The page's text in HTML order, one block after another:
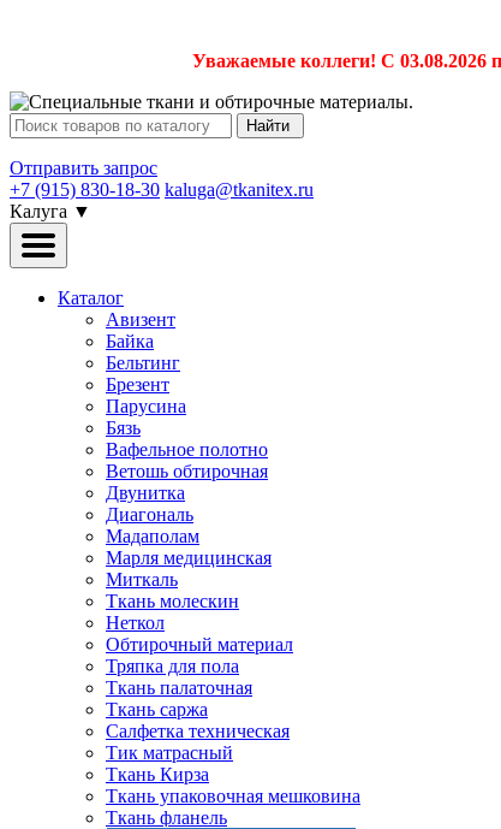
Уважаемые коллеги! С 03.08.2026
Найти
Отправить запрос
+7 (915) 830-18-30 kaluga@tkanitex.ru
Калуга ▼
Каталог
Авизент
Байка
Бельтинг
Брезент
Парусина
Бязь
Вафельное полотно
Ветошь обтирочная
Двунитка
Диагональ
Мадаполам
Марля медицинская
Миткаль
Ткань молескин
Неткол
Обтирочный материал
Тряпка для пола
Ткань палаточная
Ткань саржа
Салфетка техническая
Тик матрасный
Ткань Кирза
Ткань упаковочная мешковина
Ткань фланель